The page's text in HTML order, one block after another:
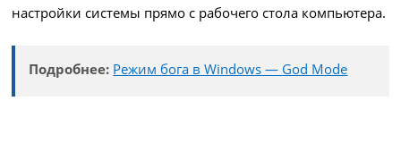
настройки системы прямо с рабочего стола компьютера.
Подробнее: Режим бога в Windows — God Mode